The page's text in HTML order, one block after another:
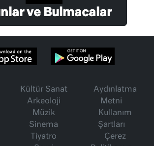
ve Bulmacalar
Kültür Sanat
Arkeoloji
Müzik
Sinema
Tiyatro
Aydınlatma
Metni
Kullanım
Şartları
Çerez